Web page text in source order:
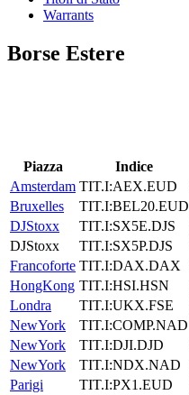
Warrants
Borse Estere
Piazza Indice
Amsterdam TIT.I:AEX.EUD
Bruxelles
TIT.I:BEL20.EUD
DJStoxx
TIT.I:SX5E.DJS
DJStoxx
TIT.I:SX5P.DJS
Francoforte TIT.I:DAX.DAX
HongKong TIT.I:HSI.HSN
Londra
TIT.I:UKX.FSE
NewYork
TIT.I:COMP.NAD
NewYork
TIT.I:DJI.DJD
NewYork
TIT.I:NDX.NAD
Parigi
TIT.I:PX1.EUD